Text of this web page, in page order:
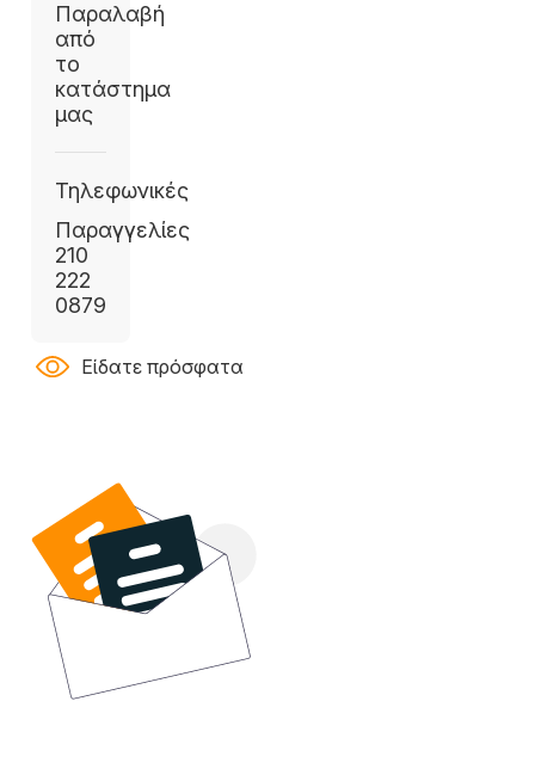
Παραλαβή
από
το
κατάστημα
μας
Τηλεφωνικές
Παραγγελίες
210
222
0879
Είδατε πρόσφατα